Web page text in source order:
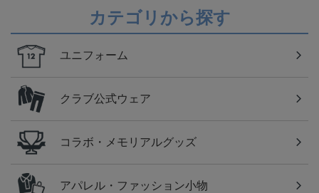
カテゴリから探す
ユニフォーム
クラブ公式ウェア
コラボ・メモリアルグッズ
アパレル・ファッション小物